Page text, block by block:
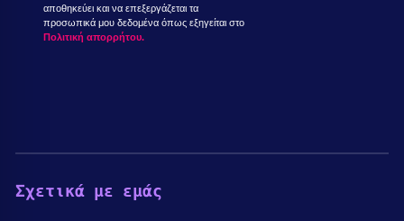
αποθηκεύει και να επεξεργάζεται τα
προσωπικά μου δεδομένα όπως εξηγείται στο
Πολιτική απορρήτου.
Σχετικά με εμάς